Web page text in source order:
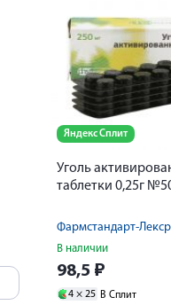
Яндекс Сплит
Уголь
таблетки 0,25г
В наличии
98,5 ₽
4 × 25 В Сплит